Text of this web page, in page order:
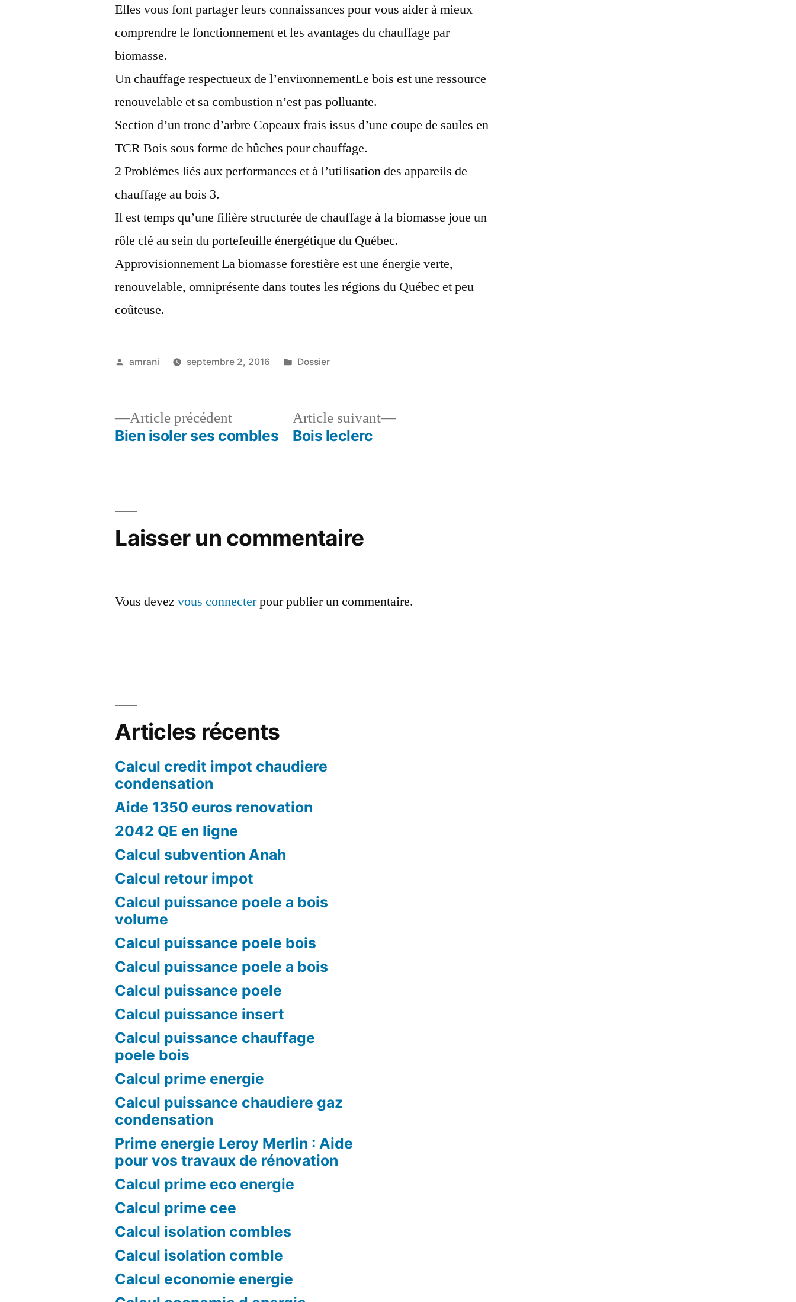
Elles vous font partager leurs connaissances pour vous aider à mieux
comprendre le fonctionnement et les avantages du chauffage par
biomasse.
Un chauffage respectueux de l’environnementLe bois est une ressource
renouvelable et sa combustion n’est pas polluante.
Section d’un tronc d’arbre Copeaux frais issus d’une coupe de saules en
TCR Bois sous forme de bûches pour chauffage.
2 Problèmes liés aux performances et à l’utilisation des appareils de
chauffage au bois 3.
Il est temps qu’une filière structurée de chauffage à la biomasse joue un
rôle clé au sein du portefeuille énergétique du Québec.
Approvisionnement La biomasse forestière est une énergie verte,
renouvelable, omniprésente dans toutes les régions du Québec et peu
coûteuse.
Publié
amrani septembre 2, 2016
Publié
Dossier
Navigation
Article précédentArticle
précédent :
Bien isoler ses combles
Article suivant
Article
Bois leclerc
Laisser un commentaire
Vous devezvous connecterpour publier un commentaire.
Articles récents
Calcul credit impot chaudiere
condensation
Aide 1350 euros renovation
2042 QE en ligne
Calcul subvention Anah
Calcul retour impot
Calcul puissance poele a bois
volume
Calcul puissance poele bois
Calcul puissance poele a bois
Calcul puissance poele
Calcul puissance insert
Calcul puissance chauffage
poele bois
Calcul prime energie
Calcul puissance chaudiere gaz
condensation
Prime energie Leroy Merlin : Aide
pour vos travaux de rénovation
Calcul prime eco energie
Calcul prime cee
Calcul isolation combles
Calcul isolation comble
Calcul economie energie